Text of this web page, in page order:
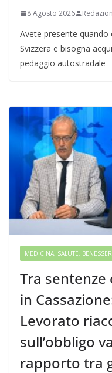
8 Agosto 2026
Avete presente
Svizzera e bisogna
pedaggio autostradale
MEDICINA, SALUTE,
Tra
in
Levorato
sull’obbligo
rapporto tra